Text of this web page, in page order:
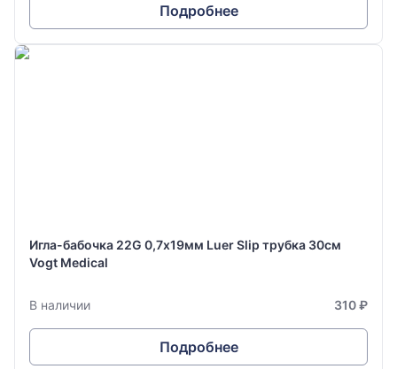
Подробнее
Игла-бабочка 22G 0,7х19мм Luer Slip трубка 30см
Vogt Medical
В наличии 310 ₽
Подробнее